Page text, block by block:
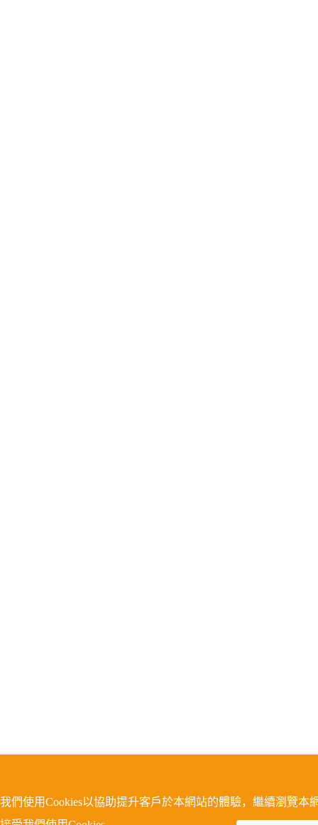
我們使用Cookies以協助提升客戶於本網站的體驗，繼續瀏覽本